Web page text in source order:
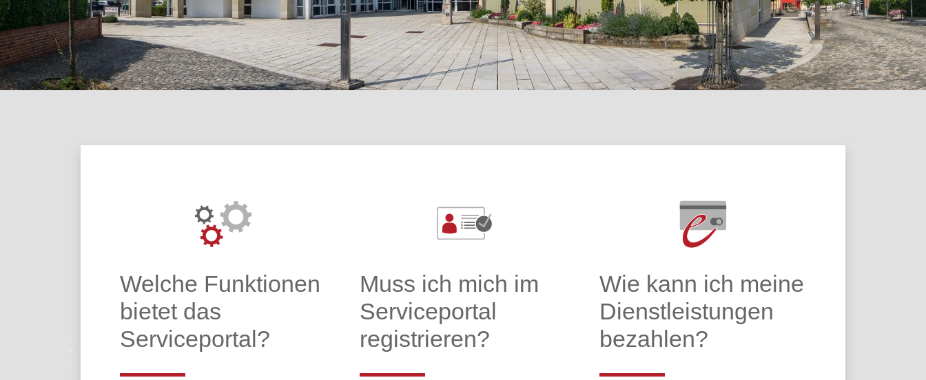
Über das Portal
Welche Funktionen
bietet das
Serviceportal?
Muss ich mich im
Serviceportal
registrieren?
Wie kann ich meine
Dienstleistungen
bezahlen?